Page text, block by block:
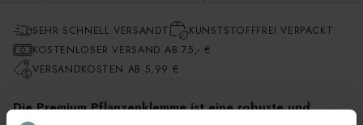
SEHR SCHNELL VERSANDT
KUNSTSTOFFFREI VERPACKT
KOSTENLOSER VERSAND AB 75,- €
VERSANDKOSTEN AB 5,99 €
Die Premium Pflanzenklemme ist eine robuste und